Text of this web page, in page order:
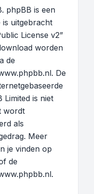
phpBB is een
is uitgebracht
License v2”
worden
de
. De
Limited is niet
wordt
als
Meer
je vinden op
de
.